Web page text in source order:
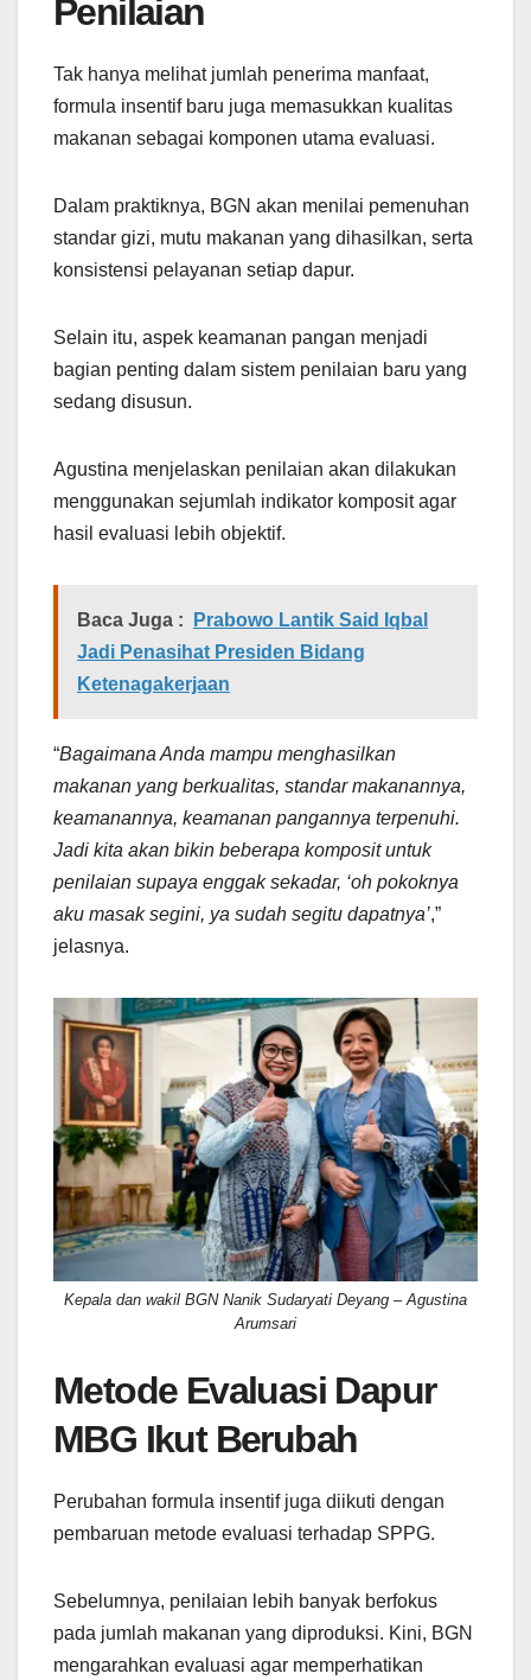
Penilaian
Tak hanya melihat jumlah penerima manfaat,
formula insentif baru juga memasukkan kualitas
makanan sebagai komponen utama evaluasi.
Dalam praktiknya, BGN akan menilai pemenuhan
standar gizi, mutu makanan yang dihasilkan, serta
konsistensi pelayanan setiap dapur.
Selain itu, aspek keamanan pangan menjadi
bagian penting dalam sistem penilaian baru yang
sedang disusun.
Agustina menjelaskan penilaian akan dilakukan
menggunakan sejumlah indikator komposit agar
hasil evaluasi lebih objektif.
Baca Juga :
Prabowo Lantik Said Iqbal
Jadi Penasihat Presiden Bidang
Ketenagakerjaan
“Bagaimana Anda mampu menghasilkan
makanan yang berkualitas, standar makanannya,
keamanannya, keamanan pangannya terpenuhi.
Jadi kita akan bikin beberapa komposit untuk
penilaian supaya enggak sekadar, ‘oh pokoknya
aku masak segini, ya sudah segitu dapatnya’,”
jelasnya.
Kepala dan wakil BGN Nanik Sudaryati Deyang – Agustina
Arumsari
Metode Evaluasi Dapur
MBG Ikut Berubah
Perubahan formula insentif juga diikuti dengan
pembaruan metode evaluasi terhadap SPPG.
Sebelumnya, penilaian lebih banyak berfokus
pada jumlah makanan yang diproduksi. Kini, BGN
mengarahkan evaluasi agar memperhatikan